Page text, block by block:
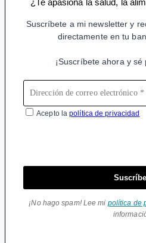
¿Te apasiona la salud, la
Suscríbete a mi newsletter y
directamente en tu
¡Suscríbete ahora y
Acepto lapolítica de privacidad
¡No hago spam! Lee mi política de